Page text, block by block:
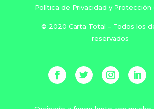
Política de Privacidad y Protección
© 2020 Carta Total – Todos los
reservados